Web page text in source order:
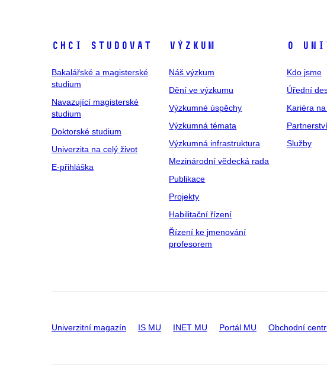
Chci studovat
Bakalářské a magisterské
studium
Navazující magisterské
studium
Doktorské studium
Univerzita na celý život
E-přihláška
Výzkum
Náš výzkum
Dění ve výzkumu
Výzkumné úspěchy
Výzkumná témata
Výzkumná infrastruktura
Mezinárodní vědecká rada
Publikace
Projekty
Habilitační řízení
Řízení ke jmenování
profesorem
O
Kdo jsme
Úřední
Kariéra
Partnerství
Služby
Univerzitní magazín IS MU INET MU Portál MU Obchodní